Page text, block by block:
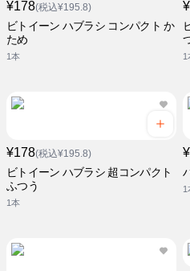
¥178(税込¥195.8)
ビトイーン ハブラシ コンパクト か
ため
1本 1
¥178(税込¥195.8)
ビトイーン ハブラシ 超コンパクト
ふつう
1本
1